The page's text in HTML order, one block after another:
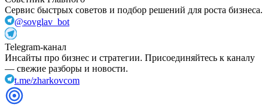
Сервис быстрых советов и подбор решений для роста бизнеса.
@sovglav_bot
Telegram-канал
Инсайты про бизнес и стратегии. Присоединяйтесь к каналу
— свежие разборы и новости.
t.me/zharkovcom